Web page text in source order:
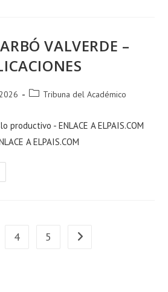
VALVERDE –
Tribuna del Académico
productivo - ENLACE A ELPAIS.COM
A ELPAIS.COM
4 5